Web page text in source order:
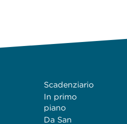
Scadenziario
In primo
piano
Da San